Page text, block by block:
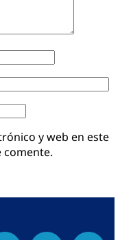
y web en este
comente.